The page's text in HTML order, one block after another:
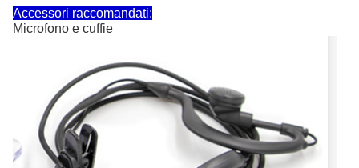
Accessori raccomandati:
Microfono e cuffie